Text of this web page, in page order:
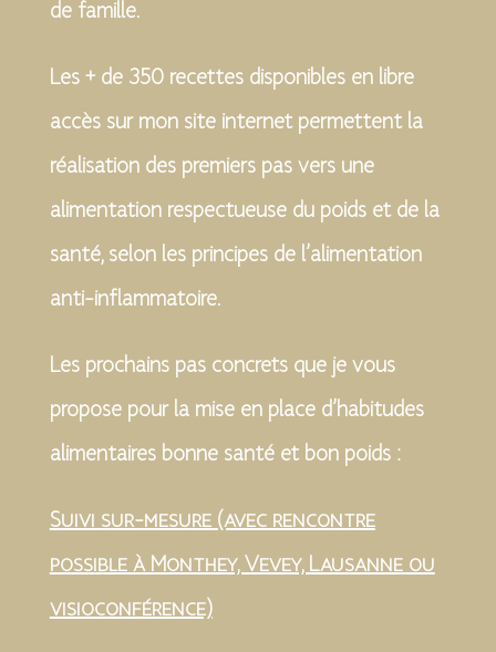
de famille.
Les + de 350 recettes disponibles en libre
accès sur mon site internet permettent la
réalisation des premiers pas vers une
alimentation respectueuse du poids et de la
santé, selon les principes de l’alimentation
anti-inflammatoire.
Les prochains pas concrets que je vous
propose pour la mise en place d’habitudes
alimentaires bonne santé et bon poids :
Suivi sur-mesure (avec rencontre
possible à Monthey, Vevey, Lausanne ou
visioconférence)